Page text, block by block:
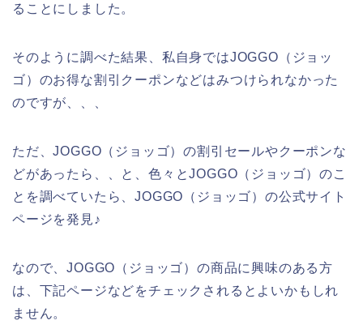
ることにしました。
そのように調べた結果、私自身ではJOGGO（ジョッ
ゴ）のお得な割引クーポンなどはみつけられなかった
のですが、、、
ただ、JOGGO（ジョッゴ）の割引セールやクーポンな
どがあったら、、と、色々とJOGGO（ジョッゴ）のこ
とを調べていたら、JOGGO（ジョッゴ）の公式サイト
ページを発見♪
なので、JOGGO（ジョッゴ）の商品に興味のある方
は、下記ページなどをチェックされるとよいかもしれ
ません。